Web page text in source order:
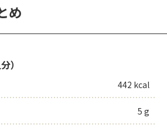
め
）
442 kcal
5 g